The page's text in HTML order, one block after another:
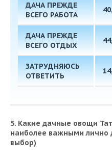
ДАЧА ПРЕЖДЕ
ВСЕГО РАБОТА
ДАЧА ПРЕЖДЕ
ВСЕГО ОТДЫХ
ЗАТРУДНЯЮСЬ
ОТВЕТИТЬ
5. Какие дачные овощи
наиболее важными лично
выбор)